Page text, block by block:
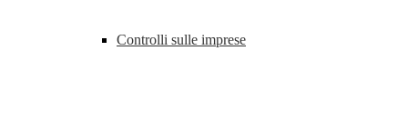
Controlli sulle imprese